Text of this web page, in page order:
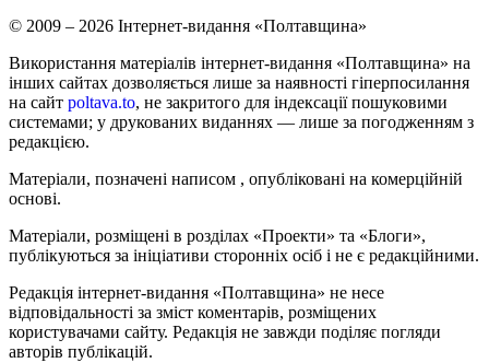
© 2009 – 2026 Інтернет-видання «Полтавщина»
Використання матеріалів інтернет-видання «Полтавщина» на
інших сайтах дозволяється лише за наявності гіперпосилання
на сайт poltava.to, не закритого для індексації пошуковими
системами; у друкованих виданнях — лише за погодженням з
редакцією.
Матеріали, позначені написом , опубліковані на комерційній
основі.
Матеріали, розміщені в розділах «Проекти» та «Блоги»,
публікуються за ініціативи сторонніх осіб і не є редакційними.
Редакція інтернет-видання «Полтавщина» не несе
відповідальності за зміст коментарів, розміщених
користувачами сайту. Редакція не завжди поділяє погляди
авторів публікацій.